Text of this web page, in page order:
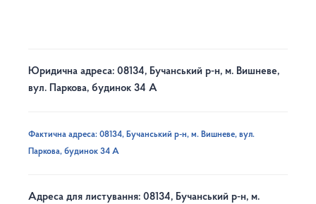
Юридична адреса: 08134, Бучанський р-н, м. Вишневе,
вул. Паркова, будинок 34 А
Фактична адреса: 08134, Бучанський р-н, м. Вишневе, вул.
Паркова, будинок 34 А
Адреса для листування: 08134, Бучанський р-н, м.